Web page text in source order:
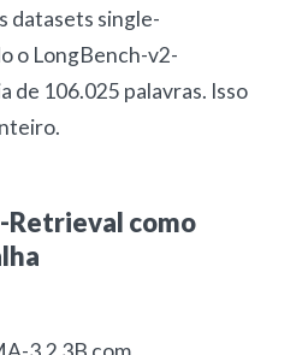
datasets single-
o LongBench-v2-
de 106.025 palavras. Isso
Retrieval como